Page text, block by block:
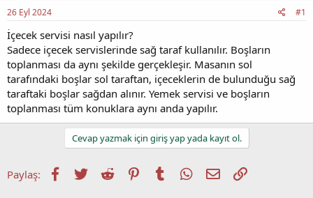
b
a
ş
a
t
a
n
ç
a
h
26 Eyl 2024 #1
İçecek servisi nasıl yapılır?
Sadece içecek servislerinde sağ taraf kullanılır. Boşların
toplanması da aynı şekilde gerçekleşir. Masanın sol
tarafındaki boşlar sol taraftan, içeceklerin de bulunduğu sağ
taraftaki boşlar sağdan alınır. Yemek servisi ve boşların
toplanması tüm konuklara aynı anda yapılır.
Cevap yazmak için giriş yap yada kayıt ol.
Paylaş: Facebook
TwitterReddit PinterestTumblrWhatsApp
E-postaLink